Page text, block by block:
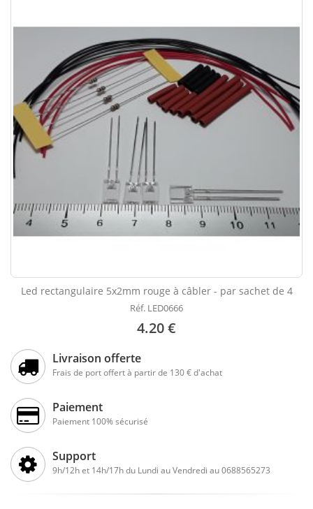
Led rectangulaire 5x2mm rouge à câbler - par sachet de 4
Réf. LED0666
4.20 €
Livraison offerte
Frais de port offert à partir de 130 € d'achat
Paiement
Paiement 100% sécurisé
Support
9h/12h et 14h/17h du Lundi au Vendredi au 0688565273